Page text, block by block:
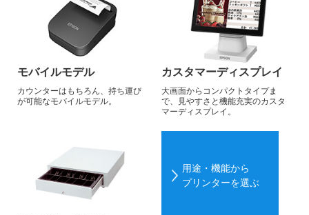
モバイルモデル
カウンターはもちろん、 持ち運び
が可能なモバイルモデル。
カスタマーディスプレイ
大画面からコンパクトタイプま
で、
見やすさと機能充実のカスタ
マーディスプレイ。
用途・機能から
プリンターを選ぶ